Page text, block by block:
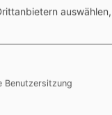
Benutzersitzung